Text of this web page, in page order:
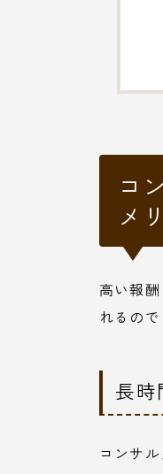
コ
メ
高い報
れるので
長時
コンサ